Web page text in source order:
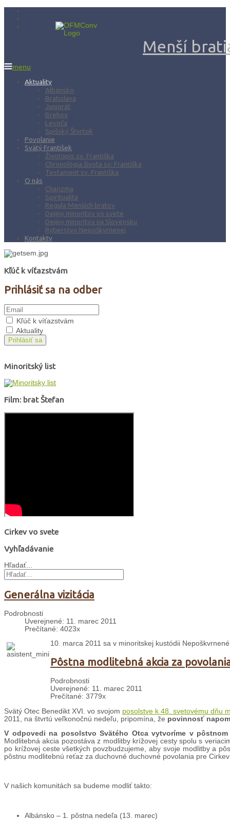
Menší
menu
Aktuality
Albánsko
Bratislava
Juniorát
Brehov
Levoča
Spišský Štvrtok
Povolanie
Svätý František
Životopis sv. Františka
Chronológia života sv. Františka
Testament sv. Františka
O nás
Charizma
Spiritualita
Regula Menších bratov
Dejiny minoritov vo svete
Dejiny minoritov na Slovensku
Rytierstvo Nepoškvrnenej
Kontakty
Kľúč k víťazstvám
Prihlásiť sa na odber
Kľúč k víťazstvám
Aktuality
Prihlásiť sa
Minoritský list
Film: brat Štefan
Cirkev vo svete
Vyhľadávanie
Hľadať...
Generálna vizitácia
Podrobnosti
Uverejnené: 11. marec 2011
Prečítané: 4023x
10. marca 2011 sa v minoritskej kustódii
Pôstna modlitebná akcia za
Podrobnosti
Uverejnené: 11. marec 2011
Prečítané: 3779x
Svätý Otec Benedikt XVI. vo svojom posolstve k 48. svetovému dňu
2011, na štvrtú veľkonočnú nedeľu, pripomína, že povinnosť
V odpovedi na posolstvo Svätého Otca vytvoríme v
Modlitebná akcia pozostáva z modlitby krížovej cesty spolu s
po krížovej ceste všetkých povzbudzujeme, aby svoje modlitby a
pôstnu modlitebnú reťaz za duchovné duchovné povolania pre
V našich komunitách sa budeme modliť takto:
Albánsko – 1. pôstna nedeľa (13. marec)